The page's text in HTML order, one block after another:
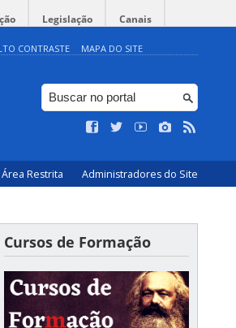
Legislação Canais
CONTRASTE MAPA DO SITE
Área Restrita Administradores do Site
Cursos de Formação